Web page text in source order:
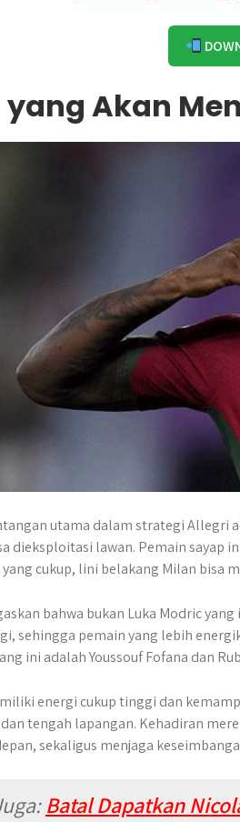
yang Akan
utama dalam strategi Allegri
dieksploitasi lawan. Pemain sayap
cukup, lini belakang Milan bisa
bahwa bukan Luka Modric
sehingga pemain yang lebih
ini adalah Youssouf Fofana dan
energi cukup tinggi dan
dan tengah lapangan. Kehadiran
sekaligus menjaga
Batal Dapatkan